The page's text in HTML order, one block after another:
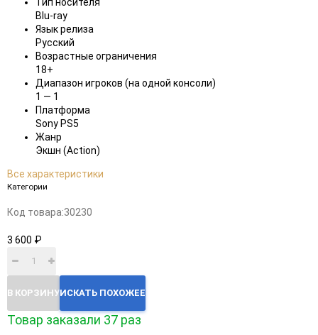
Blu-ray
Язык релиза
Русский
Возрастные ограничения
18+
Диапазон игроков (на одной консоли)
1 — 1
Платформа
Sony PS5
Жанр
Экшн (Action)
Все характеристики
Категории
Код товара:30230
3 600 ₽
В КОРЗИНУИСКАТЬ ПОХОЖЕЕ
Товар заказали 37 раз